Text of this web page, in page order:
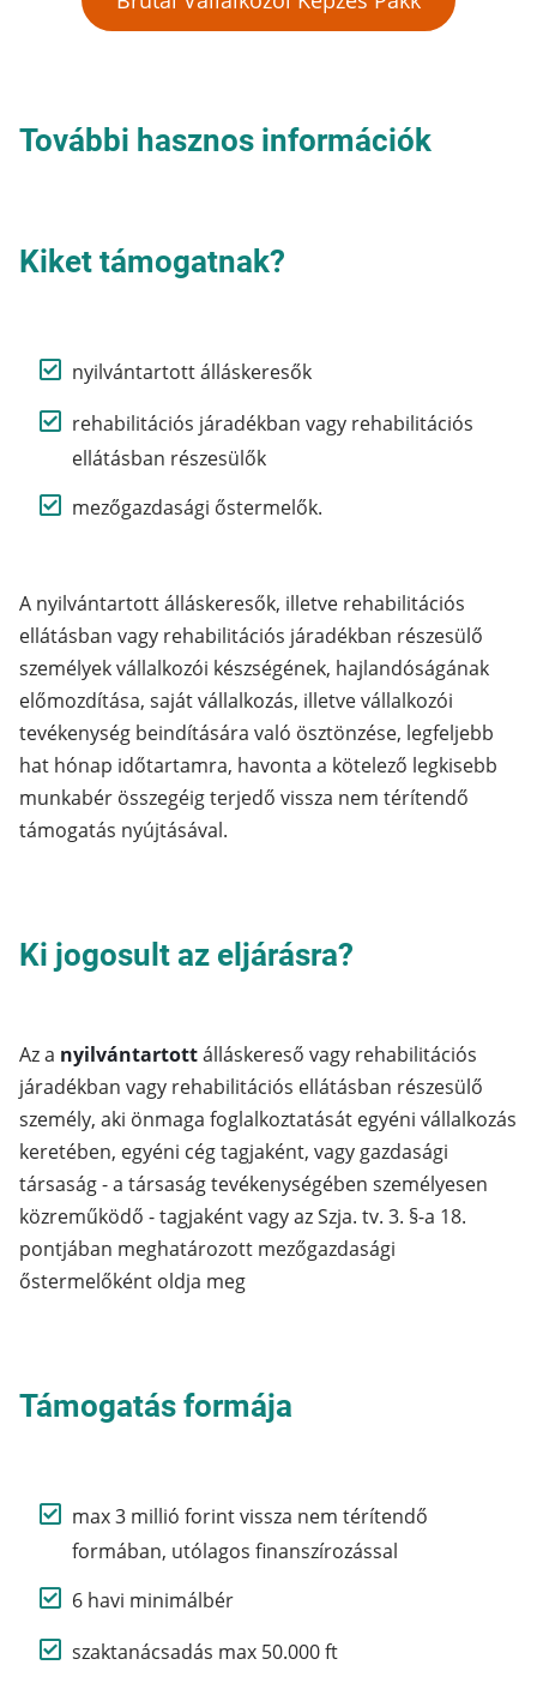
További hasznos információk
Kiket támogatnak?
nyilvántartott álláskeresők
rehabilitációs járadékban vagy rehabilitációs
ellátásban részesülők
mezőgazdasági őstermelők.
A nyilvántartott álláskeresők, illetve rehabilitációs
ellátásban vagy rehabilitációs járadékban részesülő
személyek vállalkozói készségének, hajlandóságának
előmozdítása, saját vállalkozás, illetve vállalkozói
tevékenység beindítására való ösztönzése, legfeljebb
hat hónap időtartamra, havonta a kötelező legkisebb
munkabér összegéig terjedő vissza nem térítendő
támogatás nyújtásával.
Ki jogosult az eljárásra?
Az a nyilvántartottálláskereső vagy rehabilitációs
járadékban vagy rehabilitációs ellátásban részesülő
személy, aki önmaga foglalkoztatását egyéni vállalkozás
keretében, egyéni cég tagjaként, vagy gazdasági
társaság - a társaság tevékenységében személyesen
közreműködő - tagjaként vagy az Szja. tv. 3. §-a 18.
pontjában meghatározott mezőgazdasági
őstermelőként oldja meg
Támogatás formája
max 3 millió forint vissza nem térítendő
formában, utólagos finanszírozással
6 havi minimálbér
szaktanácsadás max 50.000 ft